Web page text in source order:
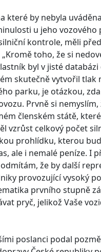
by nebyla
u jeho
kontrole, měli
toho, že si
byl v jisté
skutečně vytvořil tlak
parku, je otázkou,
Prvně si
členském státě,
vzrůst celkový počet
prohlídku, kterou
ale i nemalé peníze. I
že by další
provozující vysoký
prvního stupně
pryč, jelikož Vaše
poslanci podal